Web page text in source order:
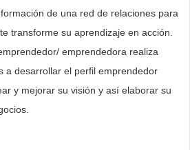
de una red de relaciones para
transforme su aprendizaje en acción.
emprendedora realiza
a desarrollar el perfil emprendedor
y mejorar su visión y así elaborar su